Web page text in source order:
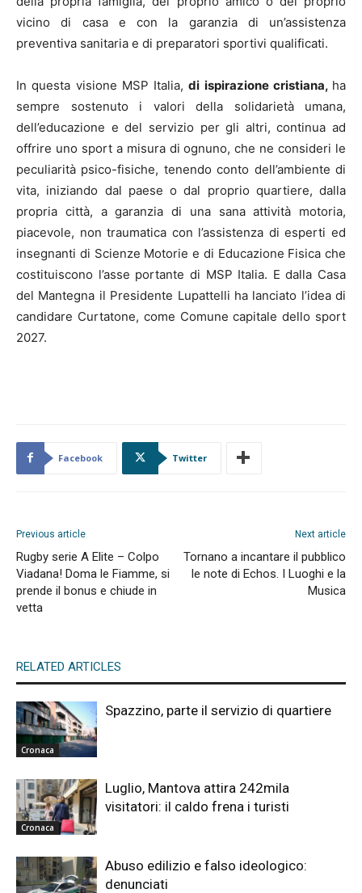
vicino di casa e con la garanzia di un’assistenza
preventiva sanitaria e di preparatori sportivi qualificati.
In questa visione MSP Italia,di ispirazione cristiana, ha
sempre sostenuto i valori della solidarietà umana,
dell’educazione e del servizio per gli altri, continua ad
offrire uno sport a misura di ognuno, che ne consideri le
peculiarità psico-fisiche, tenendo conto dell’ambiente di
vita, iniziando dal paese o dal proprio quartiere, dalla
propria città, a garanzia di una sana attività motoria,
piacevole, non traumatica con l’assistenza di esperti ed
insegnanti di Scienze Motorie e di Educazione Fisica che
costituiscono l’asse portante di MSP Italia. E dalla Casa
del Mantegna il Presidente Lupattelli ha lanciato l’idea di
candidare Curtatone, come Comune capitale dello sport
2027.
Facebook Twitter
Previous article
Rugby serie A Elite – Colpo
Viadana! Doma le Fiamme, si
prende il bonus e chiude in
vetta
Next article
Tornano a incantare il pubblico
le note di Echos. I Luoghi e la
Musica
RELATED ARTICLES
Cronaca
Spazzino, parte il servizio di quartiere
Cronaca
Luglio, Mantova attira 242mila
visitatori: il caldo frena i turisti
Abuso edilizio e falso ideologico:
denunciati